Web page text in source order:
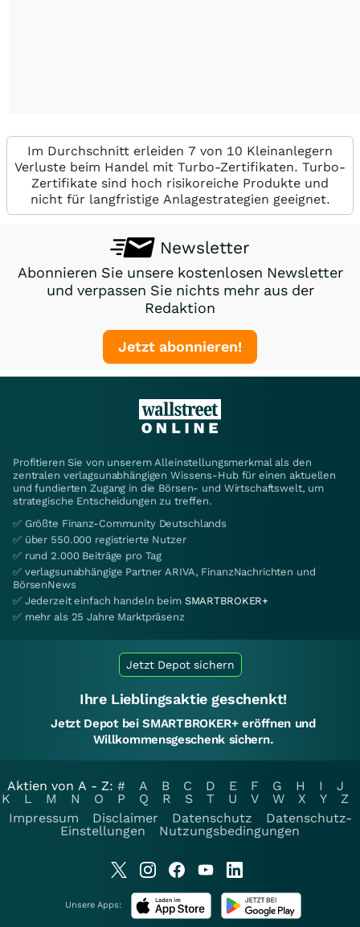
Im Durchschnitt erleiden 7 von 10 Kleinanlegern
Verluste beim Handel mit Turbo-Zertifikaten. Turbo-
Zertifikate sind hoch risikoreiche Produkte und
nicht für langfristige Anlagestrategien geeignet.
Newsletter
Abonnieren Sie unsere kostenlosen Newsletter
und verpassen Sie nichts mehr aus der
Redaktion
Jetzt abonnieren!
Profitieren Sie von unserem Alleinstellungsmerkmal als den
zentralen verlagsunabhängigen Wissens-Hub für einen aktuellen
und fundierten Zugang in die Börsen- und Wirtschaftswelt, um
strategische Entscheidungen zu treffen.
✅ Größte Finanz-Community Deutschlands
✅ über 550.000 registrierte Nutzer
✅ rund 2.000 Beiträge pro Tag
✅ verlagsunabhängige Partner ARIVA, FinanzNachrichten und
BörsenNews
✅ Jederzeit einfach handeln beim SMARTBROKER+
✅ mehr als 25 Jahre Marktpräsenz
Jetzt Depot sichern
Ihre Lieblingsaktie geschenkt!
Jetzt Depot bei SMARTBROKER+ eröffnen und
Willkommensgeschenk sichern.
Aktien von A - Z: # A B C D E F G H I
J
K
L M N O P Q R S T U V W X Y
Z
Impressum
Disclaimer Datenschutz
Datenschutz-
Einstellungen
Nutzungsbedingungen
Unsere Apps: